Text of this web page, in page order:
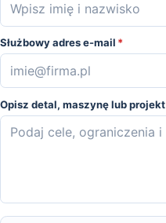
Służbowy adres e-mail *
Opisz detal, maszynę lub projekt